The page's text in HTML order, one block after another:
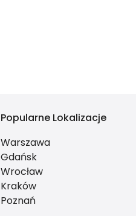
Popularne Lokalizacje
Warszawa
Gdańsk
Wrocław
Kraków
Poznań